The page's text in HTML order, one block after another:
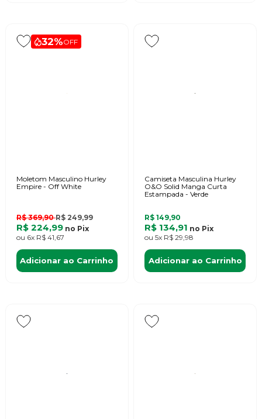
32%OFF
Moletom Masculino Hurley
Empire - Off White
R$ 369,90R$ 249,99
R$ 224,99 no Pix
ou 6x R$ 41,67
Adicionar ao Carrinho
Camiseta Masculina Hurley
O&O Solid Manga Curta
Estampada - Verde
R$ 149,90
R$ 134,91 no Pix
ou 5x R$ 29,98
Adicionar ao Carrinho